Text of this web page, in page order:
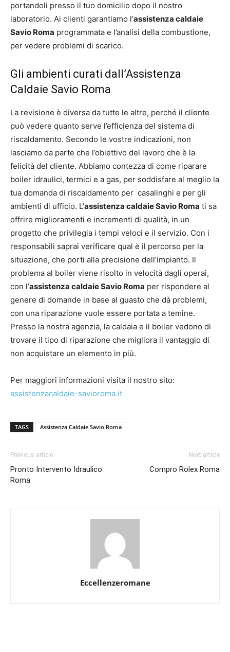
portandoli presso il tuo domicilio dopo il nostro
laboratorio. Ai clienti garantiamo l’assistenza caldaie
Savio Roma programmata e l’analisi della combustione,
per vedere problemi di scarico.
Gli ambienti curati dall’Assistenza
Caldaie Savio Roma
La revisione è diversa da tutte le altre, perché il cliente
può vedere quanto serve l’efficienza del sistema di
riscaldamento. Secondo le vostre indicazioni, non
lasciamo da parte che l’obiettivo del lavoro che è la
felicità del cliente. Abbiamo contezza di come riparare
boiler idraulici, termici e a gas, per soddisfare al meglio la
tua domanda di riscaldamento per casalinghi e per gli
ambienti di ufficio. L’assistenza caldaie Savio Roma ti sa
offrire miglioramenti e incrementi di qualità, in un
progetto che privilegia i tempi veloci e il servizio. Con i
responsabili saprai verificare qual è il percorso per la
situazione, che porti alla precisione dell’impianto. Il
problema al boiler viene risolto in velocità dagli operai,
con l’assistenza caldaie Savio Roma per rispondere al
genere di domande in base al guasto che dà problemi,
con una riparazione vuole essere portata a temine.
Presso la nostra agenzia, la caldaia e il boiler vedono di
trovare il tipo di riparazione che migliora il vantaggio di
non acquistare un elemento in più.
Per maggiori informazioni visita il nostro sito:
assistenzacaldaie-savioroma.it
TAGS Assistenza Caldaie Savio Roma
Previous article
Pronto Intervento Idraulico
Roma
Next article
Compro Rolex Roma
Eccellenzeromane